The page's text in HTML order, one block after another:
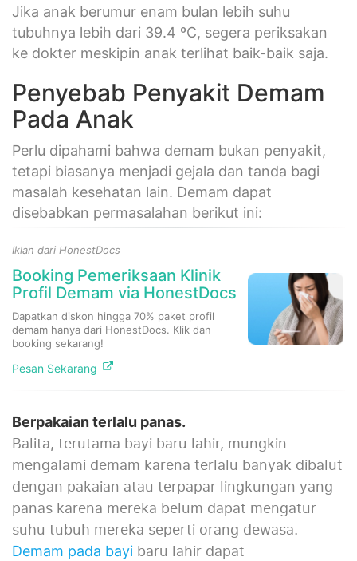
Jika anak berumur enam bulan lebih suhu
tubuhnya lebih dari 39.4 ºC, segera periksakan
ke dokter meskipin anak terlihat baik-baik saja.
Penyebab Penyakit Demam
Pada Anak
Perlu dipahami bahwa demam bukan penyakit,
tetapi biasanya menjadi gejala dan tanda bagi
masalah kesehatan lain. Demam dapat
disebabkan permasalahan berikut ini:
Iklan dari HonestDocs
Booking Pemeriksaan Klinik
Profil Demam via HonestDocs
Dapatkan diskon hingga 70% paket profil
demam hanya dari HonestDocs. Klik dan
booking sekarang!
Pesan Sekarang
Berpakaian terlalu panas.
Balita, terutama bayi baru lahir, mungkin
mengalami demam karena terlalu banyak dibalut
dengan pakaian atau terpapar lingkungan yang
panas karena mereka belum dapat mengatur
suhu tubuh mereka seperti orang dewasa.
Demam pada bayi baru lahir dapat